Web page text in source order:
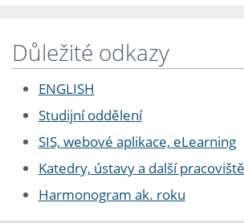
Důležité odkazy
ENGLISH
Studijní oddělení
SIS, webové aplikace, eLearning
Katedry, ústavy a další pracoviště
Harmonogram ak. roku